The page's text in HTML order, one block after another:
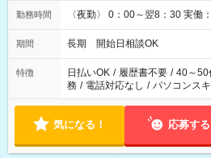
勤務時間 〈夜勤〉 0：00～翌8：30 実働
期間 長期 開始日相談OK
特徴 日払いOK / 履歴書不要 / 40～50
務 / 電話対応なし / パソコンス
気になる！ 応募する